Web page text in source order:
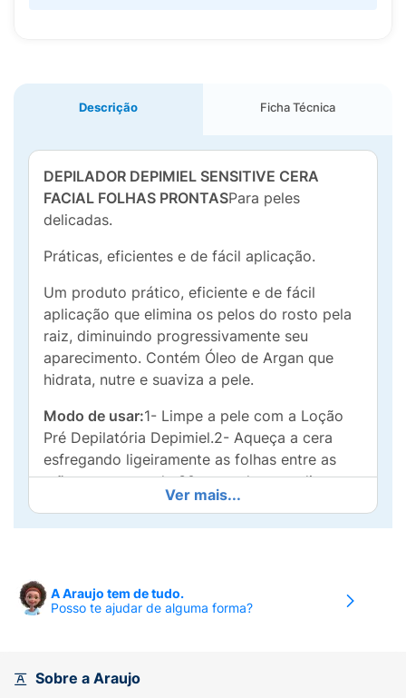
Descrição Ficha Técnica
DEPILADOR DEPIMIEL SENSITIVE CERA
FACIAL FOLHAS PRONTASPara peles
delicadas.
Práticas, eficientes e de fácil aplicação.
Um produto prático, eficiente e de fácil
aplicação que elimina os pelos do rosto pela
raiz, diminuindo progressivamente seu
aparecimento. Contém Óleo de Argan que
hidrata, nutre e suaviza a pele.
Modo de usar:1- Limpe a pele com a Loção
Pré Depilatória Depimiel.2- Aqueça a cera
esfregando ligeiramente as folhas entre as
mãos por cerca de 30 segundos, em dias com
temperaturas baixa (frio), é necessário
aquecimento por um maior tempo até que as
Não separe as folhas antes de aquecê-las.
cera para uso posterior (Antes de utilizá-la,
aqueça novamente entre as mãos).
Ver mais...
A Araujo tem de tudo.
Posso te ajudar de alguma forma?
Sobre a Araujo